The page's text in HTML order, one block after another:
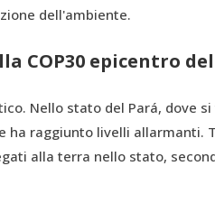
dell'ambiente.
COP30 epicentro
Nello stato del Pará, dove
raggiunto livelli allarmanti.
alla terra nello stato,